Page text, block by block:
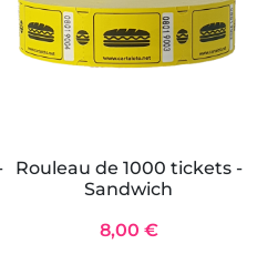
Rouleau de 1000 tickets -
Sandwich
8,00 €